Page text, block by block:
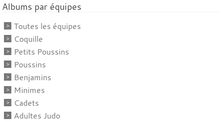
Albums par équipes
Toutes les équipes
Coquille
Petits Poussins
Poussins
Benjamins
Minimes
Cadets
Adultes Judo